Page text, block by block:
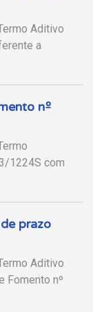
Aditivo
a
nº
1224S com
prazo
Aditivo
Fomento nº